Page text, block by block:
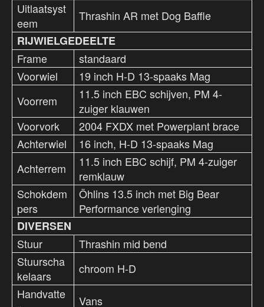
Uitlaatsyst
eem
Thrashin AR met Dog Baffle
RIJWIELGEDEELTE
Frame
standaard
Voorwiel
19 inch H-D 13-spaaks Mag
Voorrem
11.5 inch EBC schijven, PM 4-
zuiger klauwen
Voorvork
2004 FXDX met Powerplant brace
Achterwiel
16 inch, H-D 13-spaaks Mag
Achterrem
11.5 inch EBC schijf, PM 4-zuiger
remklauw
Schokdem
pers
Öhlins 13.5 inch met Big Bear
Performance verlenging
DIVERSEN
Stuur
Thrashin mid bend
Stuurscha
kelaars
chroom H-D
Handvatte
Vans